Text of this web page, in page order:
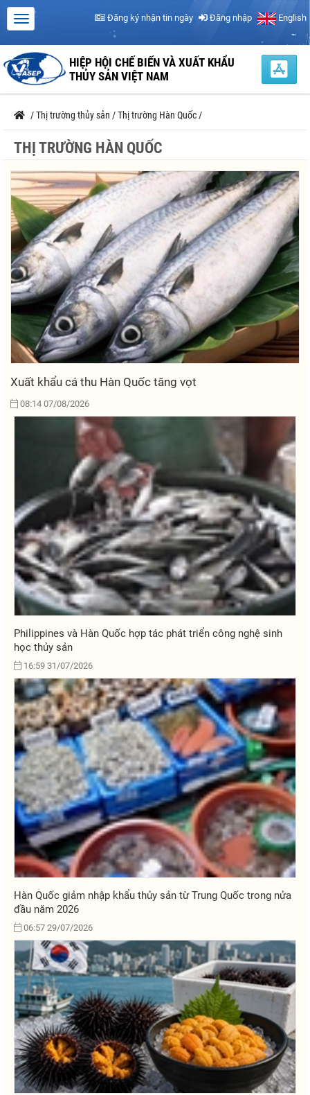
Đăng ký nhận tin ngày Đăng nhập English
HIỆP HỘI CHẾ BIẾN VÀ XUẤT KHẨU
THỦY SẢN VIỆT NAM
/Thị trường thủy sản /Thị trường Hàn Quốc /
THỊ TRƯỜNG HÀN QUỐC
Xuất khẩu cá thu Hàn Quốc tăng vọt
08:14 07/08/2026
Philippines và Hàn Quốc hợp tác phát triển công nghệ sinh
học thủy sản
16:59 31/07/2026
Hàn Quốc giảm nhập khẩu thủy sản từ Trung Quốc trong nửa
đầu năm 2026
06:57 29/07/2026